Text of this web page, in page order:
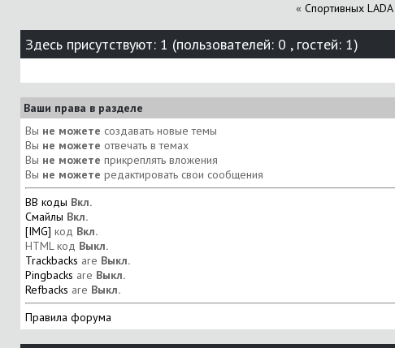
« Спортивных
Здесь присутствуют: 1 (пользователей: 0 , гостей: 1)
Ваши права в разделе
Вы не можете создавать новые темы
Вы не можете отвечать в темах
Вы не можете прикреплять вложения
Вы не можете редактировать свои сообщения
BB коды Вкл.
Смайлы Вкл.
[IMG] код Вкл.
HTML код Выкл.
Trackbacks are Выкл.
Pingbacks are Выкл.
Refbacks are Выкл.
Правила форума